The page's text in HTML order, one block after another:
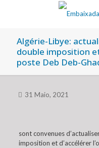
Algérie-Libye:
double imposition
poste Deb Deb-
31 Maio, 2021
sont convenues
imposition et d’accélérer